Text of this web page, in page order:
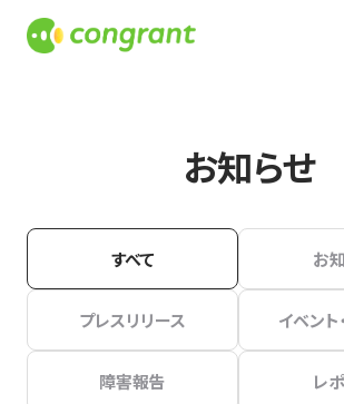
お知らせ
すべて お
プレスリリース イベント
障害報告 レ